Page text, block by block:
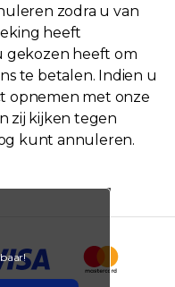
zodra u van
heeft
gekozen heeft om
te betalen. Indien u
opnemen met onze
zij kijken tegen
kunt annuleren.